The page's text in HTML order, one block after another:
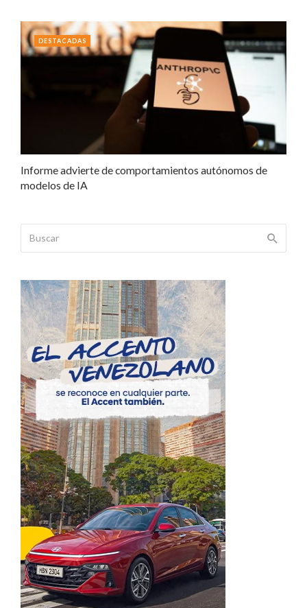
Informe advierte de comportamientos autónomos de
modelos de IA
DESTACADAS